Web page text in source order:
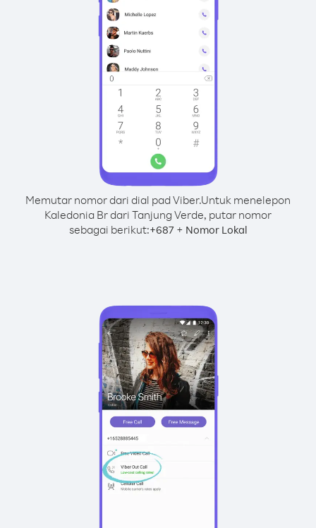
Memutar nomor dari dial pad Viber.Untuk menelepon
Kaledonia Br dari Tanjung Verde, putar nomor
sebagai berikut:+687+ Nomor Lokal